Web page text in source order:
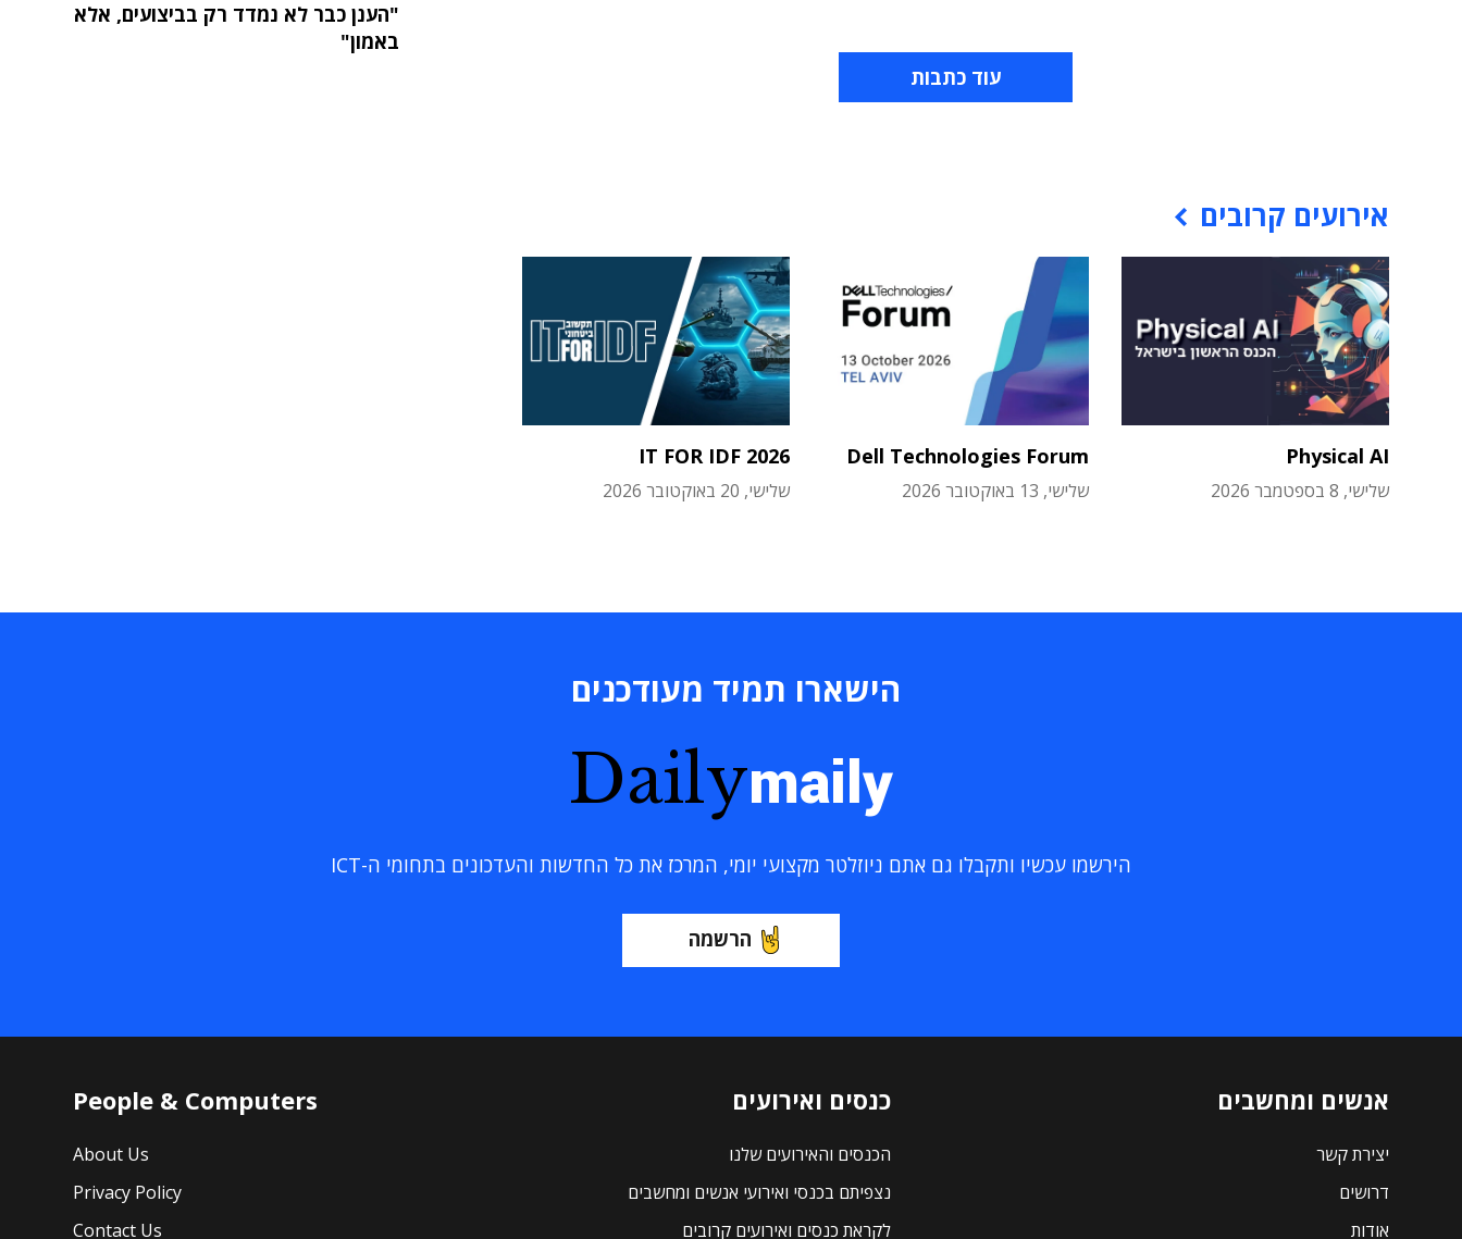
עוד כתבות
אירועים קרובים
Physical AI
שלישי, 8 בספטמבר 2026
Dell Technologies Forum
שלישי, 13 באוקטובר 2026
IT FOR IDF 2026
שלישי, 20 באוקטובר 2026
"הענן כבר לא נמדד רק בביצועים, אלא
באמון"
הישארו תמיד מעודכנים
Dailymaily
הירשמו עכשיו ותקבלו גם אתם ניוזלטר מקצועי יומי, המרכז את כל החדשות והעדכונים בתחומי ה-ICT
הרשמה
אנשים ומחשבים
יצירת קשר
דרושים
אודות
כנסים ואירועים
הכנסים והאירועים שלנו
נצפיתם בכנסי ואירועי אנשים ומחשבים
לקראת כנסים ואירועים קרובים
People & Computers
About Us
Privacy Policy
Contact Us